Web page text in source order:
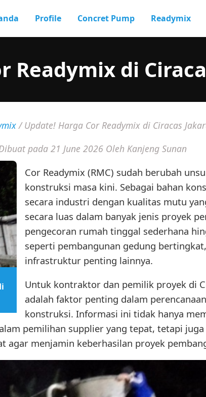
Profile Concret Pump Readymix
Readymix di
/Update! Harga Cor Readymix di Ciracas
pada 21 June 2026 Oleh Kanjeng Sunan
Cor Readymix (RMC) sudah berubah
konstruksi masa kini. Sebagai bahan
secara industri dengan kualitas mutu
secara luas dalam banyak jenis proyek
pengecoran rumah tinggal sederhana
seperti pembangunan gedung
infrastruktur penting lainnya.
Untuk kontraktor dan pemilik proyek di
adalah faktor penting dalam
konstruksi. Informasi ini tidak hanya
pemilihan supplier yang tepat, tetapi
agar menjamin keberhasilan proyek